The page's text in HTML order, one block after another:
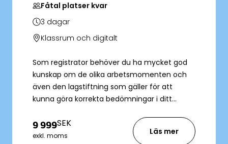
Fåtal platser kvar
3 dagar
Klassrum och digitalt
Som registrator behöver du ha mycket god
kunskap om de olika arbetsmomenten och
även den lagstiftning som gäller för att
kunna göra korrekta bedömningar i ditt
9 999SEK
exkl. moms Läs mer